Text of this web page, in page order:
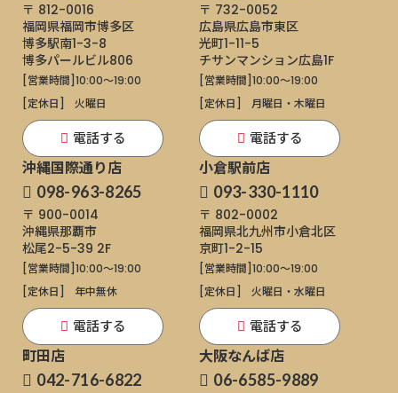
〒 812-0016
福岡県福岡市博多区
博多駅南1-3-8
博多パールビル806
[営業時間]10:00～19:00
[定休日]
火曜日
電話する
〒 732-0052
広島県広島市東区
光町1-11-5
チサンマンション広島1F
[営業時間]10:00～19:00
[定休日]
月曜日・木曜日
電話する
沖縄国際通り店
098-963-8265
〒 900-0014
沖縄県那覇市
松尾2-5-39 2F
[営業時間]10:00～19:00
[定休日]
年中無休
電話する
小倉駅前店
093-330-1110
〒 802-0002
福岡県北九州市小倉北区
京町1-2-15
[営業時間]10:00～19:00
[定休日]
火曜日・水曜日
電話する
町田店
042-716-6822
大阪なんば店
06-6585-9889